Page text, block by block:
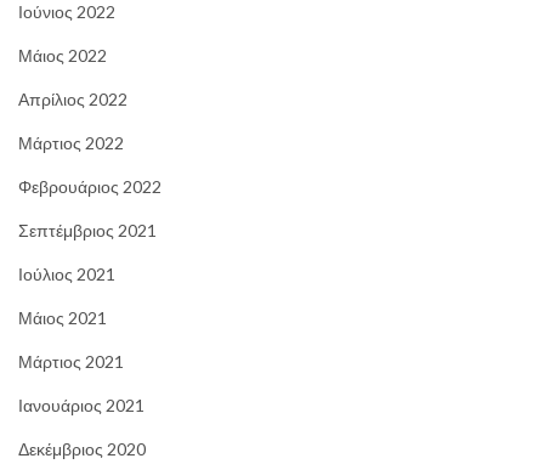
Ιούνιος 2022
Μάιος 2022
Απρίλιος 2022
Μάρτιος 2022
Φεβρουάριος 2022
Σεπτέμβριος 2021
Ιούλιος 2021
Μάιος 2021
Μάρτιος 2021
Ιανουάριος 2021
Δεκέμβριος 2020